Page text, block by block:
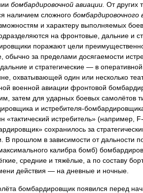
бомбардировочной авиации. От других
наличием сложного бомбардировочного
и характеру выполняемых
на фронтовые, дальние и
поражают цели
обычно за пределами досягаемости
и стратегические — в
охватывающей один или несколько
военной авиации фронтовой
затем для ударных боевых самолётов
и истребителя-
«тактический истребитель» (например,
сохранилось за
прошлом в зависимости от дальности
калибра бомб)
средние и тяжёлые, а по составу
действия — на дневные и ночные.
бомбардировщик появился перед